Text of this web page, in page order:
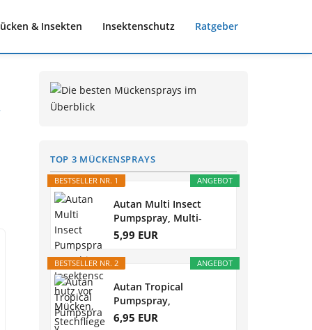
& Insekten Insektenschutz Ratgeber
TOP 3 MÜCKENSPRAYS
ANGEBOT
BESTSELLER NR. 1
Autan Multi Insect
Pumpspray, Multi-
Insektenschutz...
5,99 EUR
ANGEBOT
BESTSELLER NR. 2
Autan Tropical
Pumpspray,
Mückenschutz für...
6,95 EUR